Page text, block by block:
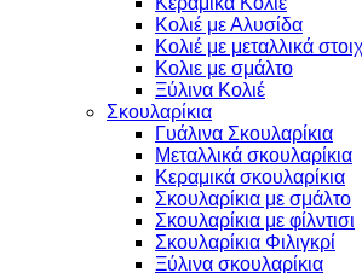
Κολιέ με Αλυσίδα
Κολιέ με μεταλλικά
Κολιε με σμάλτο
Ξύλινα Κολιέ
Σκουλαρίκια
Γυάλινα Σκουλαρίκια
Μεταλλικά σκουλαρίκια
Κεραμικά σκουλαρίκια
Σκουλαρίκια με σμάλτο
Σκουλαρίκια με φίλντισι
Σκουλαρίκια Φιλιγκρί
Ξύλινα σκουλαρίκια